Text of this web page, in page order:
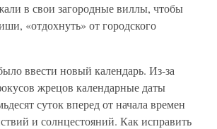
в свои загородные виллы, чтобы
«отдохнуть» от городского
ввести новый календарь. Из-за
жрецов календарные даты
суток вперед от начала времен
и солнцестояний. Как исправить